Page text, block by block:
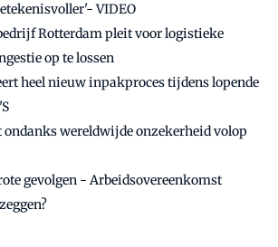
VIDEO
Rotterdam pleit voor logistieke
op te lossen
heel nieuw inpakproces tijdens lopende
wereldwijde onzekerheid volop
gevolgen - Arbeidsovereenkomst